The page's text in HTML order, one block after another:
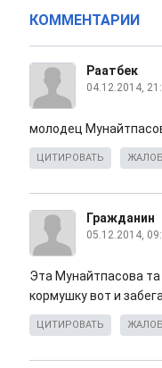
КОММЕНТАРИИ
Раатбек
04.12.2014,
молодец
ЦИТИРОВАТЬ
Гражданин
05.12.2014,
Эта Мунайтпасова
кормушку вот и
ЦИТИРОВАТЬ